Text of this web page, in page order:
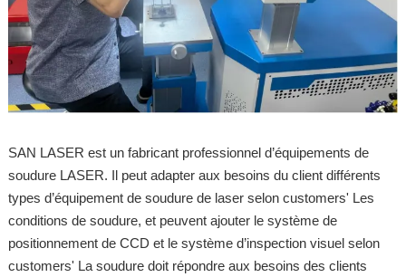
SAN LASER est un fabricant professionnel d’équipements de
soudure LASER. Il peut adapter aux besoins du client différents
types d’équipement de soudure de laser selon customers' Les
conditions de soudure, et peuvent ajouter le système de
positionnement de CCD et le système d’inspection visuel selon
customers' La soudure doit répondre aux besoins des clients